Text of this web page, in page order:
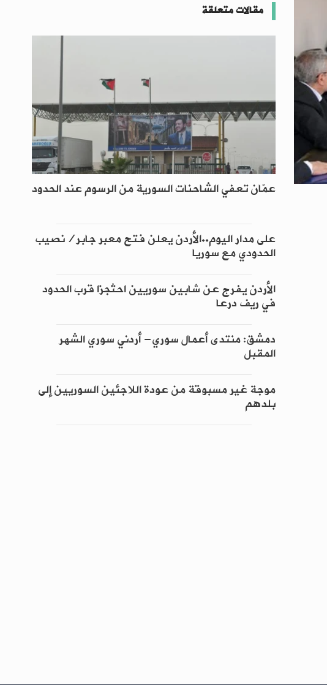
مقالات متعلقة
عمّان تعفي الشاحنات السورية من الرسوم عند الحدود
على مدار اليوم..الأردن يعلن فتح معبر جابر/نصيب
الحدودي مع سوريا
الأردن يفرج عن شابين سوريين احتُجزا قرب الحدود
في ريف درعا
دمشق: منتدى أعمال سوري- أردني سوري الشهر
المقبل
موجة غير مسبوقة من عودة اللاجئين السوريين إلى
بلدهم